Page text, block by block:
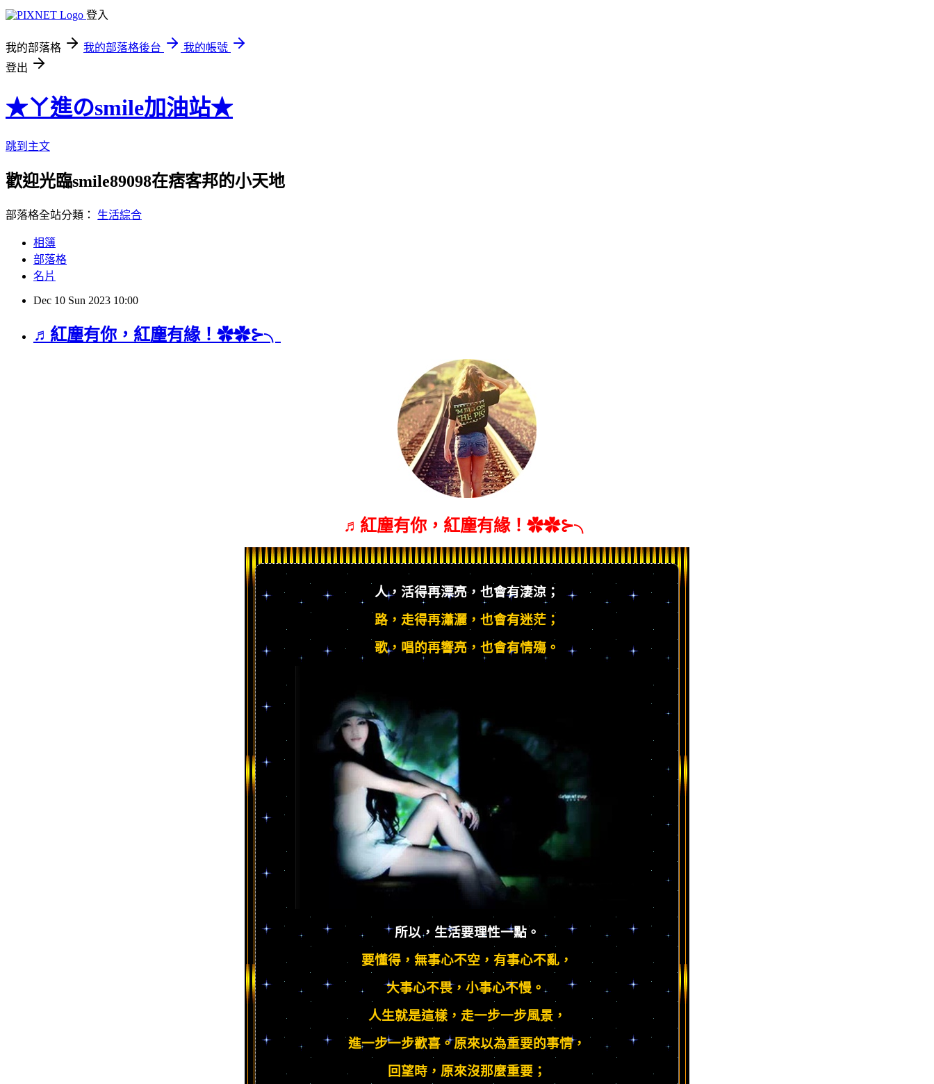
登入
我的部落格 我的部落格後台
我的帳號
登出
★ㄚ進のsmile加油站★
跳到主文
歡迎光臨smile89098在痞客邦的小天地
部落格全站分類： 生活綜合
相簿
部落格
名片
Dec 10 Sun 2023 10:00
♬紅塵有你，紅塵有緣！✿✿⊱╮
♬紅塵有你，紅塵有緣！ ✿✿⊱╮
人，活得再漂亮，也會有淒涼；
路，走得再瀟灑，也會有迷茫；
歌，唱的再響亮，也會有情殤。
所以，生活要理性一點。
要懂得，無事心不空，有事心不亂，
大事心不畏，小事心不慢。
人生就是這樣，走一步一步風景，
進一步一步歡喜。原來以為重要的事情，
回望時，原來沒那麼重要；